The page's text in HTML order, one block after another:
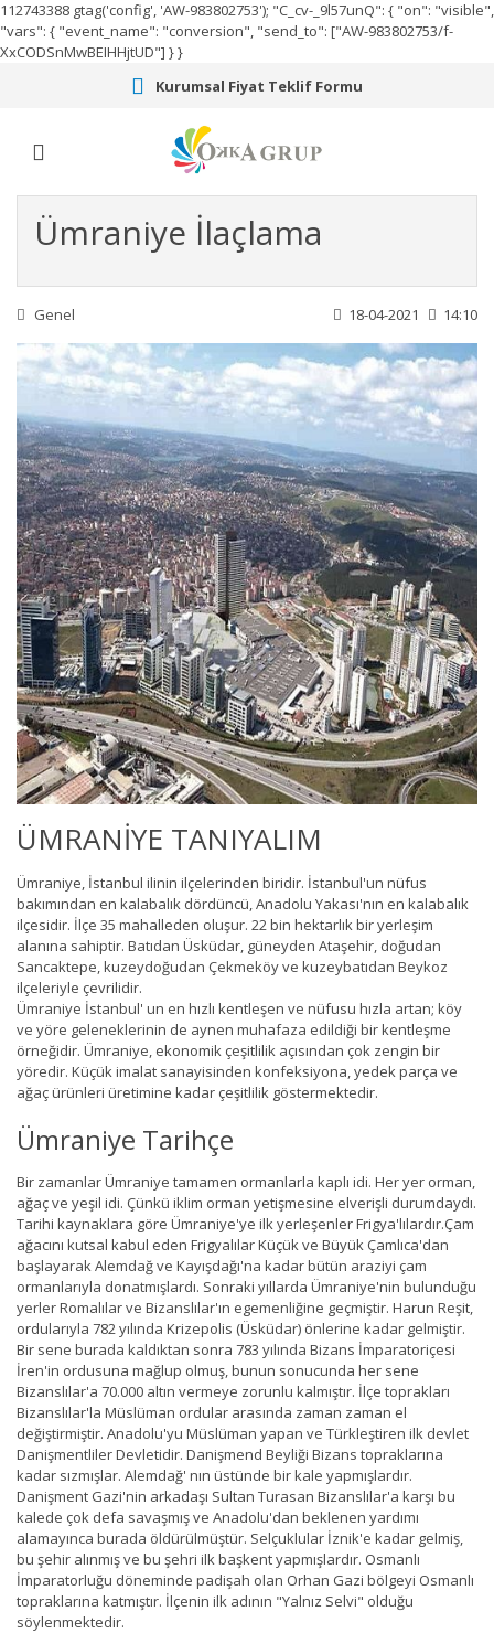
112743388 gtag('config', 'AW-983802753'); "C_cv-_9l57unQ": { "on": "visible",
"vars": { "event_name": "conversion", "send_to": ["AW-983802753/f-
XxCODSnMwBEIHHjtUD"] } }
Kurumsal Fiyat Teklif Formu
Ümraniye İlaçlama
Genel 18-04-2021 14:10
ÜMRANİYE TANIYALIM
Ümraniye, İstanbul ilinin ilçelerinden biridir. İstanbul'un nüfus
bakımından en kalabalık dördüncü, Anadolu Yakası'nın en kalabalık
ilçesidir. İlçe 35 mahalleden oluşur. 22 bin hektarlık bir yerleşim
alanına sahiptir. Batıdan Üsküdar, güneyden Ataşehir, doğudan
Sancaktepe, kuzeydoğudan Çekmeköy ve kuzeybatıdan Beykoz
ilçeleriyle çevrilidir.
Ümraniye İstanbul' un en hızlı kentleşen ve nüfusu hızla artan; köy
ve yöre geleneklerinin de aynen muhafaza edildiği bir kentleşme
örneğidir. Ümraniye, ekonomik çeşitlilik açısından çok zengin bir
yöredir. Küçük imalat sanayisinden konfeksiyona, yedek parça ve
ağaç ürünleri üretimine kadar çeşitlilik göstermektedir.
Ümraniye Tarihçe
Bir zamanlar Ümraniye tamamen ormanlarla kaplı idi. Her yer orman,
ağaç ve yeşil idi. Çünkü iklim orman yetişmesine elverişli durumdaydı.
Tarihi kaynaklara göre Ümraniye'ye ilk yerleşenler Frigya'lılardır.Çam
ağacını kutsal kabul eden Frigyalılar Küçük ve Büyük Çamlıca'dan
başlayarak Alemdağ ve Kayışdağı'na kadar bütün araziyi çam
ormanlarıyla donatmışlardı. Sonraki yıllarda Ümraniye'nin bulunduğu
yerler Romalılar ve Bizanslılar'ın egemenliğine geçmiştir. Harun Reşit,
ordularıyla 782 yılında Krizepolis (Üsküdar) önlerine kadar gelmiştir.
Bir sene burada kaldıktan sonra 783 yılında Bizans İmparatoriçesi
İren'in ordusuna mağlup olmuş, bunun sonucunda her sene
Bizanslılar'a 70.000 altın vermeye zorunlu kalmıştır. İlçe toprakları
Bizanslılar'la Müslüman ordular arasında zaman zaman el
değiştirmiştir. Anadolu'yu Müslüman yapan ve Türkleştiren ilk devlet
Danişmentliler Devletidir. Danişmend Beyliği Bizans topraklarına
kadar sızmışlar. Alemdağ' nın üstünde bir kale yapmışlardır.
Danişment Gazi'nin arkadaşı Sultan Turasan Bizanslılar'a karşı bu
kalede çok defa savaşmış ve Anadolu'dan beklenen yardımı
alamayınca burada öldürülmüştür. Selçuklular İznik'e kadar gelmiş,
bu şehir alınmış ve bu şehri ilk başkent yapmışlardır. Osmanlı
İmparatorluğu döneminde padişah olan Orhan Gazi bölgeyi Osmanlı
topraklarına katmıştır. İlçenin ilk adının "Yalnız Selvi" olduğu
söylenmektedir.